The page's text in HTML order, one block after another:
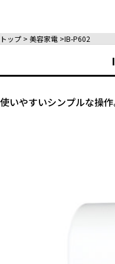
トップ 美容家電 IB-P602
使いやすいシンプルな操